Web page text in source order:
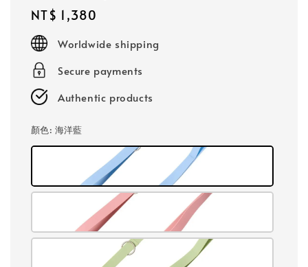
Regular
price
NT$ 1,380
Worldwide shipping
Secure payments
Authentic products
顏色: 海洋藍